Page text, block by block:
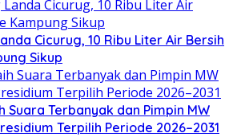
Cicurug, 10 Ribu Liter Air Bersih
Sikup
Suara Terbanyak dan Pimpin MW
Terpilih Periode 2026–2031